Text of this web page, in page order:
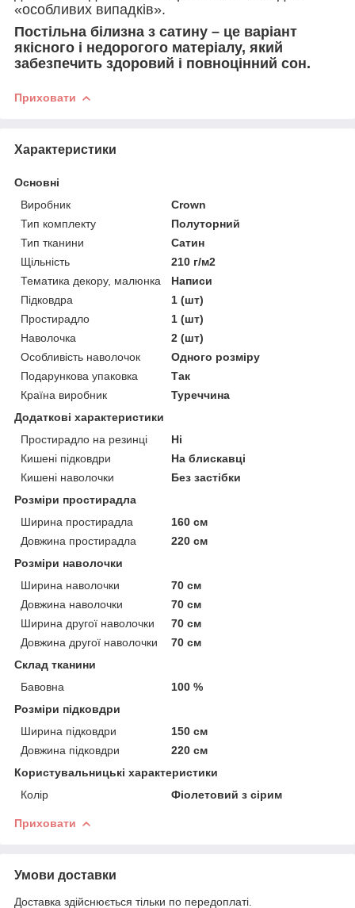
«особливих випадків».
Постільна білизна з сатину – це варіант
якісного і недорогого матеріалу, який
забезпечить здоровий і повноцінний сон.
Приховати
Характеристики
Основні
Виробник
Crown
Тип комплекту
Полуторний
Тип тканини
Сатин
Щільність
210 г/м2
Тематика декору, малюнка
Написи
Підковдра
1 (шт)
Простирадло
1 (шт)
Наволочка
2 (шт)
Особливість наволочок
Одного розміру
Подарункова упаковка
Так
Країна виробник
Туреччина
Додаткові характеристики
Простирадло на резинці
Ні
Кишені підковдри
На блискавці
Кишені наволочки
Без застібки
Розміри простирадла
Ширина простирадла
160 см
Довжина простирадла
220 см
Розміри наволочки
Ширина наволочки
70 см
Довжина наволочки
70 см
Ширина другої наволочки
70 см
Довжина другої наволочки
70 см
Склад тканини
Бавовна
100 %
Розміри підковдри
Ширина підковдри
150 см
Довжина підковдри
220 см
Користувальницькі характеристики
Колір
Фіолетовий з сірим
Приховати
Умови доставки
Доставка здійснюється тільки по передоплаті.